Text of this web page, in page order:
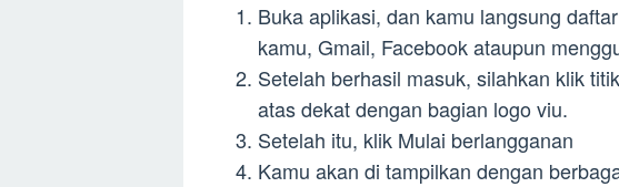
Buka aplikasi, dan kamu langsung
kamu, Gmail, Facebook ataupun
Setelah berhasil masuk, silahkan klik
atas dekat dengan bagian logo viu.
Setelah itu, klik Mulai berlangganan
Kamu akan di tampilkan dengan